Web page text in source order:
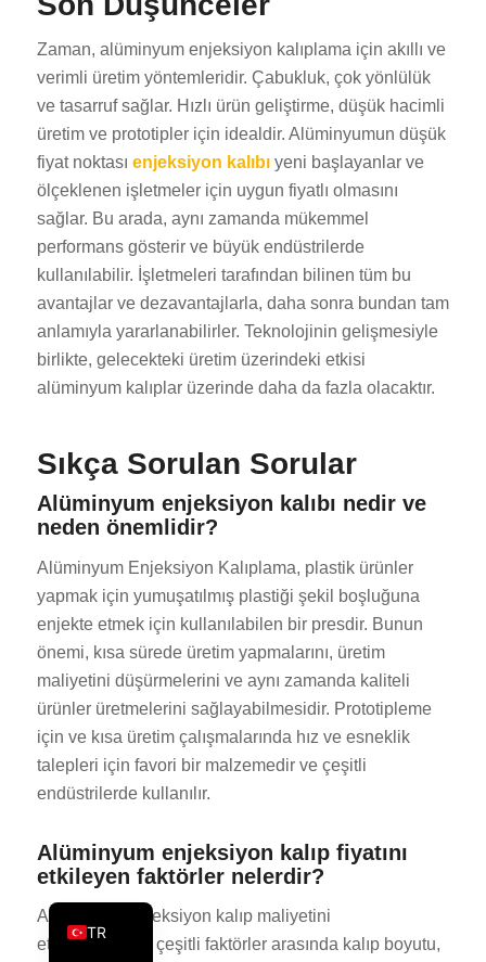
Zaman, alüminyum enjeksiyon kalıplama için akıllı ve
verimli üretim yöntemleridir. Çabukluk, çok yönlülük
ve tasarruf sağlar. Hızlı ürün geliştirme, düşük hacimli
üretim ve prototipler için idealdir. Alüminyumun düşük
fiyat noktası enjeksiyon kalıbıyeni başlayanlar ve
ölçeklenen işletmeler için uygun fiyatlı olmasını
sağlar. Bu arada, aynı zamanda mükemmel
performans gösterir ve büyük endüstrilerde
kullanılabilir. İşletmeleri tarafından bilinen tüm bu
avantajlar ve dezavantajlarla, daha sonra bundan tam
anlamıyla yararlanabilirler. Teknolojinin gelişmesiyle
birlikte, gelecekteki üretim üzerindeki etkisi
alüminyum kalıplar üzerinde daha da fazla olacaktır.
Sıkça Sorulan Sorular
Alüminyum enjeksiyon kalıbı nedir ve
neden önemlidir?
Alüminyum Enjeksiyon Kalıplama, plastik ürünler
yapmak için yumuşatılmış plastiği şekil boşluğuna
enjekte etmek için kullanılabilen bir presdir. Bunun
önemi, kısa sürede üretim yapmalarını, üretim
maliyetini düşürmelerini ve aynı zamanda kaliteli
ürünler üretmelerini sağlayabilmesidir. Prototipleme
için ve kısa üretim çalışmalarında hız ve esneklik
talepleri için favori bir malzemedir ve çeşitli
endüstrilerde kullanılır.
Alüminyum enjeksiyon kalıp fiyatını
etkileyen faktörler nelerdir?
Alüminyum enjeksiyon kalıp maliyetini
etkileyebilecek çeşitli faktörler arasında kalıp boyutu,
TR
IT
DE
NL
PL
AR
JA
KO
PT
CS
FI
NB
EL
HU
RO
ES_MX